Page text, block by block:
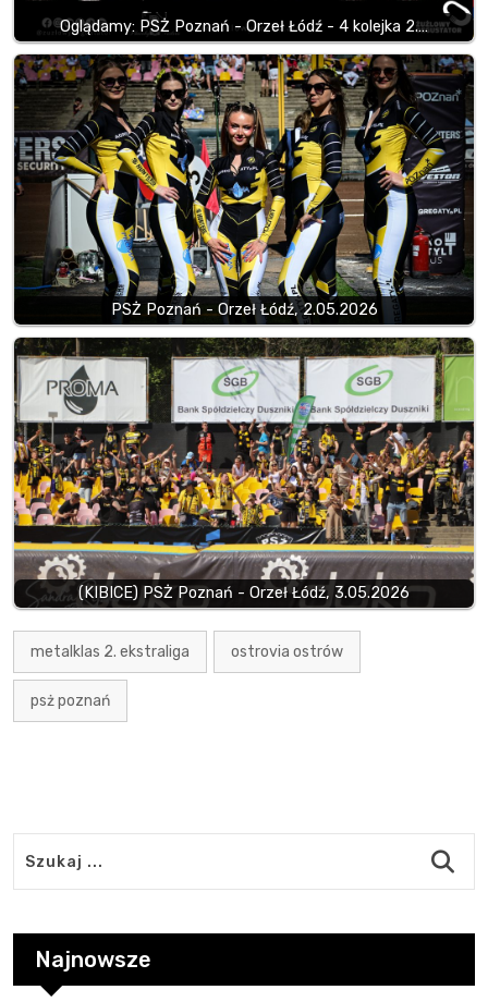
Oglądamy: PSŻ Poznań - Orzeł Łódź - 4 kolejka 2.…
PSŻ Poznań - Orzeł Łódź, 2.05.2026
(KIBICE) PSŻ Poznań - Orzeł Łódź, 3.05.2026
metalklas 2. ekstraliga ostrovia ostrów
psż poznań
Najnowsze